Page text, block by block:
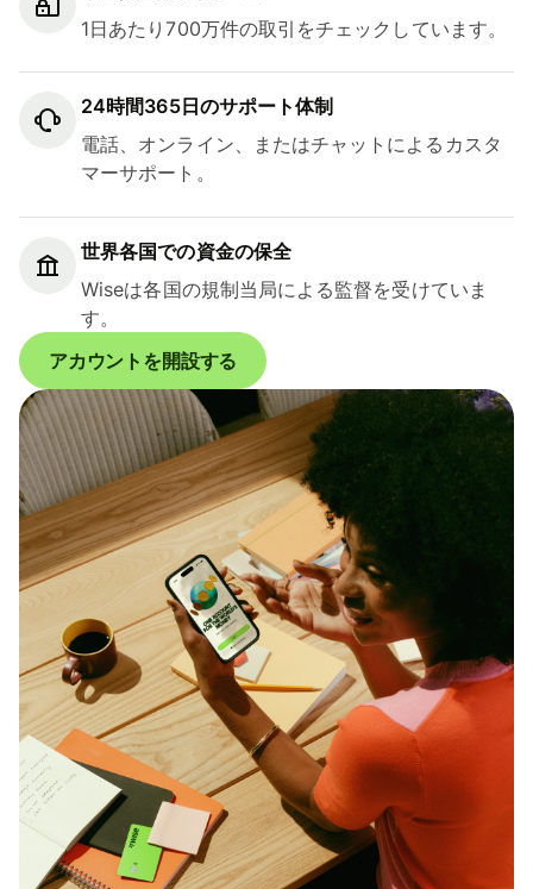
1日あたり700万件の取引をチェックしています。
24時間365日のサポート体制
電話、オンライン、またはチャットによるカスタ
マーサポート。
世界各国での資金の保全
Wiseは各国の規制当局による監督を受けていま
す。
アカウントを開設する